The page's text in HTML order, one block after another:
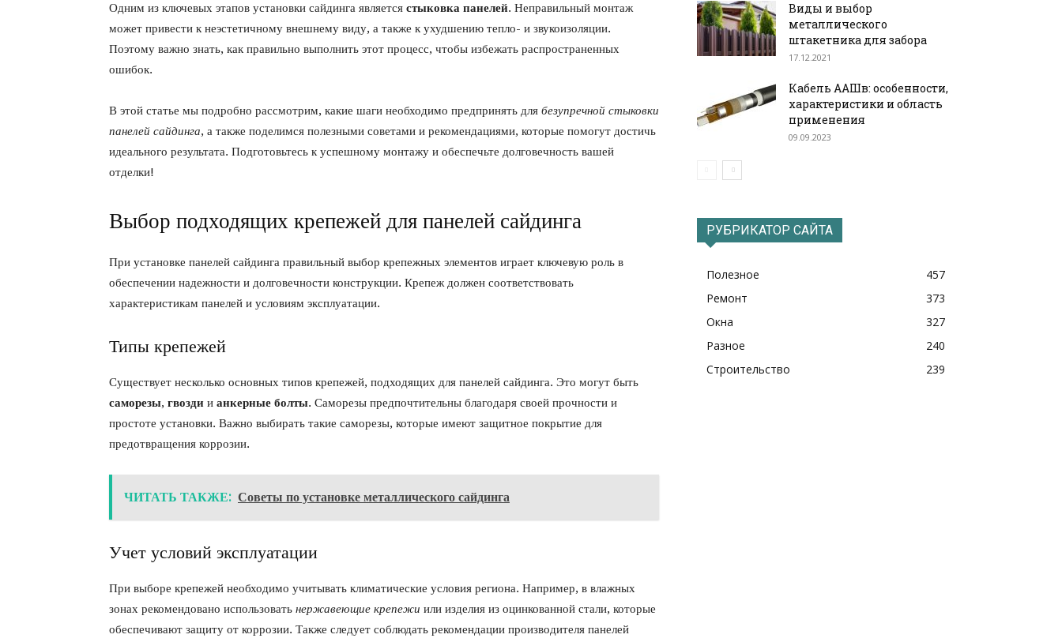
Одним из ключевых этапов установки сайдинга является стыковка панелей. Неправильный монтаж
может привести к неэстетичному внешнему виду, а также к ухудшению тепло- и звукоизоляции.
Поэтому важно знать, как правильно выполнить этот процесс, чтобы избежать распространенных
ошибок.
В этой статье мы подробно рассмотрим, какие шаги необходимо предпринять для безупречной стыковки
панелей сайдинга, а также поделимся полезными советами и рекомендациями, которые помогут достичь
идеального результата. Подготовьтесь к успешному монтажу и обеспечьте долговечность вашей
отделки!
Выбор подходящих крепежей для панелей сайдинга
При установке панелей сайдинга правильный выбор крепежных элементов играет ключевую роль в
обеспечении надежности и долговечности конструкции. Крепеж должен соответствовать
характеристикам панелей и условиям эксплуатации.
Типы крепежей
Существует несколько основных типов крепежей, подходящих для панелей сайдинга. Это могут быть
саморезы, гвозди и анкерные болты. Саморезы предпочтительны благодаря своей прочности и
простоте установки. Важно выбирать такие саморезы, которые имеют защитное покрытие для
предотвращения коррозии.
ЧИТАТЬ ТАКЖЕ: Советы по установке металлического сайдинга
Учет условий эксплуатации
При выборе крепежей необходимо учитывать климатические условия региона. Например, в влажных
зонах рекомендовано использовать нержавеющие крепежи или изделия из оцинкованной стали, которые
обеспечивают защиту от коррозии. Также следует соблюдать рекомендации производителя панелей
Виды и выбор
металлического
штакетника для забора
17.12.2021
Кабель ААШв: особенности,
характеристики и область
применения
09.09.2023
РУБРИКАТОР САЙТА
Полезное
457
Ремонт
373
Окна
327
Разное
240
Строительство
239